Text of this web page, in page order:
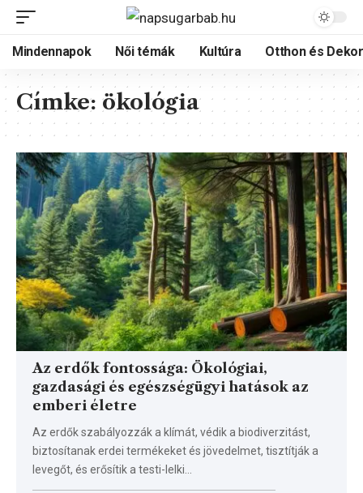
Mindennapok Női témák Kultúra Otthon és
Címke: ökológia
Az erdők fontossága: Ökológiai,
gazdasági és egészségügyi hatások az
emberi életre
Az erdők szabályozzák a klímát, védik a biodiverzitást,
biztosítanak erdei termékeket és jövedelmet, tisztítják a
levegőt, és erősítik a testi-lelki…